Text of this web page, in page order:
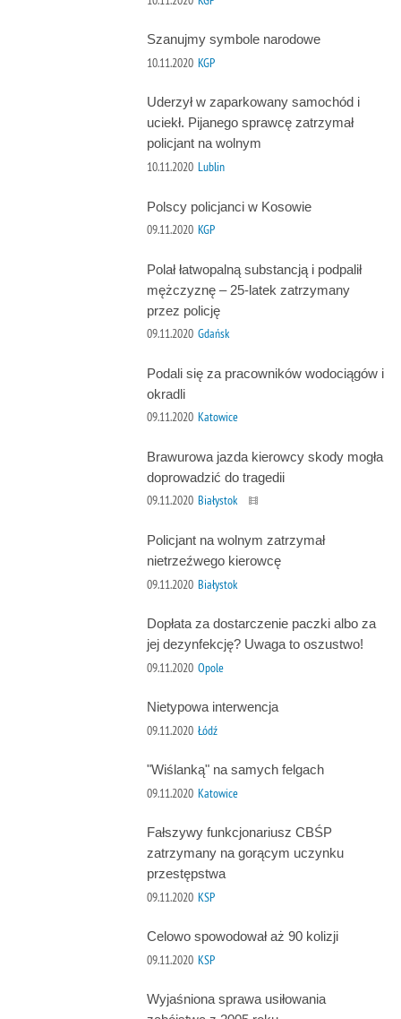
Szanujmy symbole narodowe
10.11.2020 KGP
Uderzył w zaparkowany samochód i
uciekł. Pijanego sprawcę zatrzymał
policjant na wolnym
10.11.2020 Lublin
Polscy policjanci w Kosowie
09.11.2020 KGP
Polał łatwopalną substancją i podpalił
mężczyznę – 25-latek zatrzymany
przez policję
09.11.2020 Gdańsk
Podali się za pracowników wodociągów i
okradli
09.11.2020 Katowice
Brawurowa jazda kierowcy skody mogła
doprowadzić do tragedii
09.11.2020 Białystok
Policjant na wolnym zatrzymał
nietrzeźwego kierowcę
09.11.2020 Białystok
Dopłata za dostarczenie paczki albo za
jej dezynfekcję? Uwaga to oszustwo!
09.11.2020 Opole
Nietypowa interwencja
09.11.2020 Łódź
"Wiślanką" na samych felgach
09.11.2020 Katowice
Fałszywy funkcjonariusz CBŚP
zatrzymany na gorącym uczynku
przestępstwa
09.11.2020 KSP
Celowo spowodował aż 90 kolizji
09.11.2020 KSP
Wyjaśniona sprawa usiłowania